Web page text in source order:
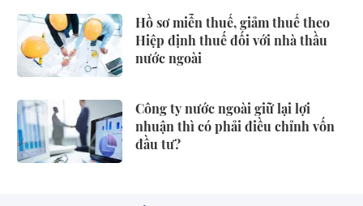
Hồ sơ miễn thuế, giảm thuế theo
Hiệp định thuế đối với nhà thầu
nước ngoài
Công ty nước ngoài giữ lại lợi
nhuận thì có phải điều chỉnh vốn
đầu tư?